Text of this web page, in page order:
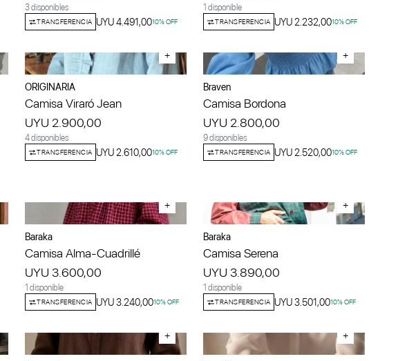
3 disponibles
TRANSFERENCIA UYU 4.491,0010% OFF
1 disponible
TRANSFERENCIA UYU 2.232,0010% OFF
+
ORIGINARIA
Camisa Viraró Jean
UYU 2.900,00
4 disponibles
TRANSFERENCIA UYU 2.610,0010% OFF
+
Braven
Camisa Bordona
UYU 2.800,00
9 disponibles
TRANSFERENCIA UYU 2.520,0010% OFF
+
Baraka
Camisa Alma-Cuadrillé
UYU 3.600,00
1 disponible
TRANSFERENCIA UYU 3.240,0010% OFF
+
Baraka
Camisa Serena
UYU 3.890,00
1 disponible
TRANSFERENCIA UYU 3.501,0010% OFF
+ +